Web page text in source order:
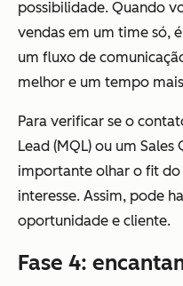
possibilidade. Quando
vendas em um time só,
um fluxo de
melhor e um tempo
Para verificar se o
Lead (MQL) ou um Sales
importante olhar o fit
interesse. Assim, pode
oportunidade e cliente.
Fase 4: